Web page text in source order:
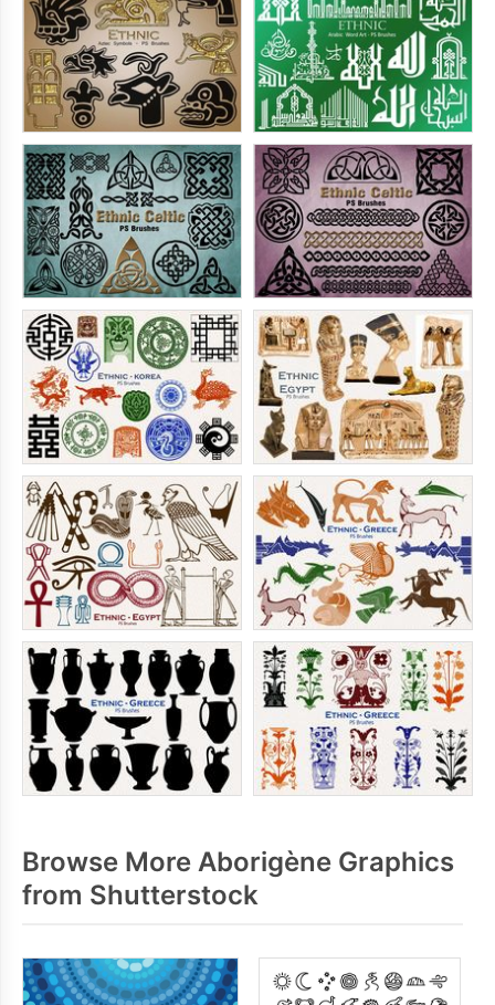
Browse More Aborigène Graphics
from Shutterstock